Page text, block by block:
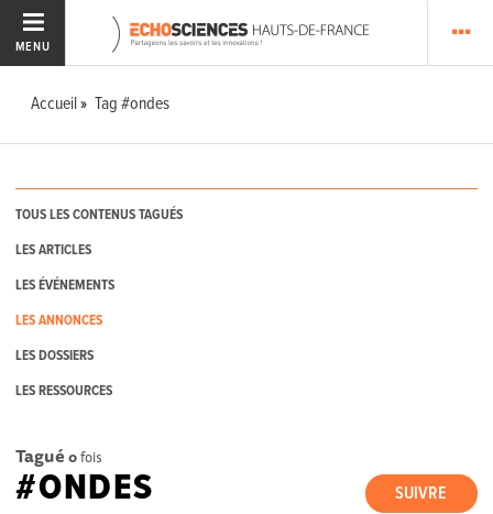
MENU
Accueil Tag #ondes
TOUS LES CONTENUS TAGUÉS
LES ARTICLES
LES ÉVÉNEMENTS
LES ANNONCES
LES DOSSIERS
LES RESSOURCES
Tagué 0fois
SUIVRE
#ONDES